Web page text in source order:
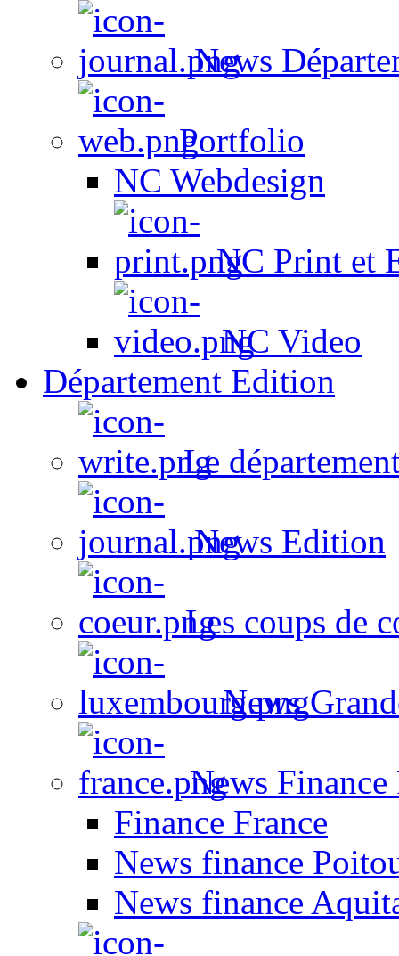
News
Portfolio
NC Webdesign
NC Print et
NC Video
Département Edition
Le
News Edition
Les coups de
News
News Finance
Finance France
News finance
News finance